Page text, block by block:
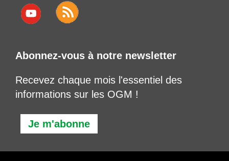
Abonnez-vous à notre newsletter
Recevez chaque mois l'essentiel des
informations sur les OGM !
Je m'abonne